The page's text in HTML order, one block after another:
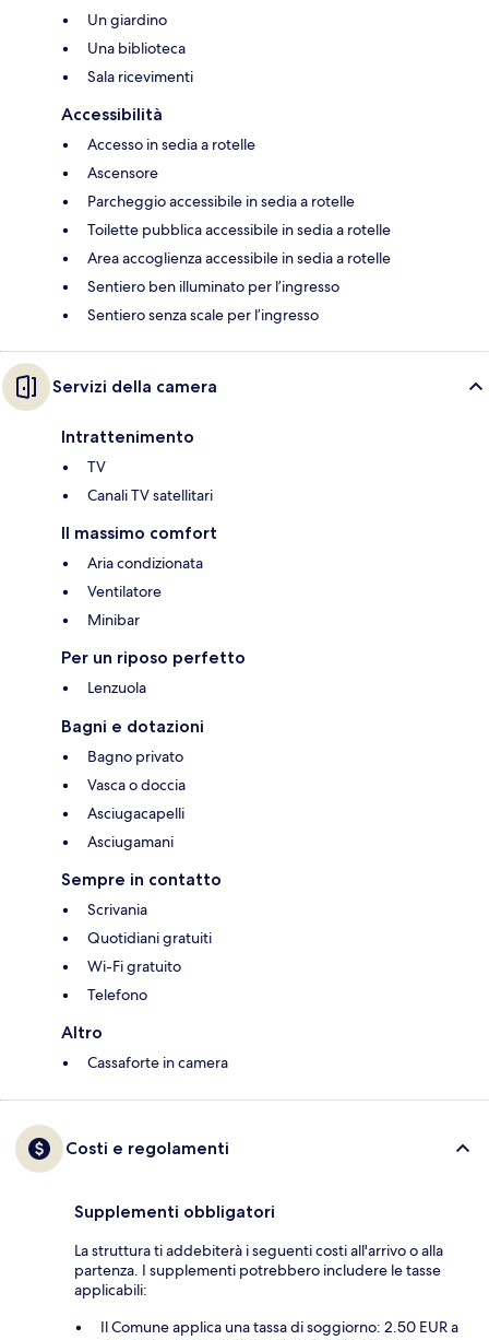
Un giardino
Una biblioteca
Sala ricevimenti
Accessibilità
Accesso in sedia a rotelle
Ascensore
Parcheggio accessibile in sedia a rotelle
Toilette pubblica accessibile in sedia a rotelle
Area accoglienza accessibile in sedia a rotelle
Sentiero ben illuminato per l’ingresso
Sentiero senza scale per l’ingresso
Servizi della camera
Intrattenimento
TV
Canali TV satellitari
Il massimo comfort
Aria condizionata
Ventilatore
Minibar
Per un riposo perfetto
Lenzuola
Bagni e dotazioni
Bagno privato
Vasca o doccia
Asciugacapelli
Asciugamani
Sempre in contatto
Scrivania
Quotidiani gratuiti
Wi-Fi gratuito
Telefono
Altro
Cassaforte in camera
Costi e regolamenti
Supplementi obbligatori
La struttura ti addebiterà i seguenti costi all'arrivo o alla
partenza. I supplementi potrebbero includere le tasse
applicabili:
Il Comune applica una tassa di soggiorno: 2.50 EUR a